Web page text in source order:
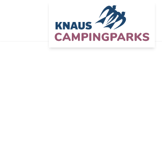
Zum Hauptinhalt springen